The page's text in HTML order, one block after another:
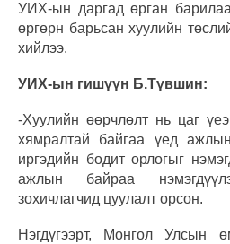
УИХ-ын даргад өрган
өргөрн барьсан хуулийн
хийлээ.
УИХ-ын гишүүн Б.Түвшин:
-Хуулийн өөрчлөлт нь цаг
хямралтай байгаа үед
иргэдийн бодит орлогыг
ажлын байраа
зохичлагчид цуулалт орсон.
Нэгдүгээрт, Монгол Улсын